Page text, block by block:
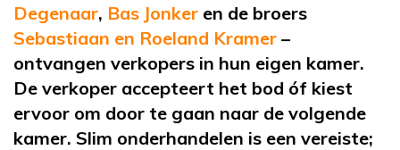
Degenaar, Bas Jonker en de broers
Sebastiaan en Roeland Kramer –
ontvangen verkopers in hun eigen kamer.
De verkoper accepteert het bod óf kiest
ervoor om door te gaan naar de volgende
kamer. Slim onderhandelen is een vereiste;